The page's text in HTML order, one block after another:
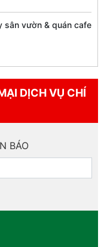
sân vườn & quán cafe
DỊCH VỤ CHÍ
BÁO